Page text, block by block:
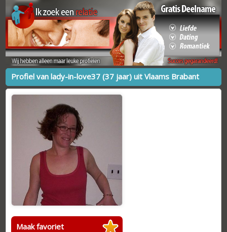
Profiel van lady-in-love37 (37 jaar) uit Vlaams Brabant
Maak favoriet